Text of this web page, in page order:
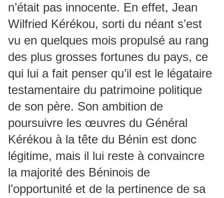
n’était pas innocente. En effet, Jean
Wilfried Kérékou, sorti du néant s’est
vu en quelques mois propulsé au rang
des plus grosses fortunes du pays, ce
qui lui a fait penser qu’il est le légataire
testamentaire du patrimoine politique
de son père. Son ambition de
poursuivre les œuvres du Général
Kérékou à la tête du Bénin est donc
légitime, mais il lui reste à convaincre
la majorité des Béninois de
l’opportunité et de la pertinence de sa